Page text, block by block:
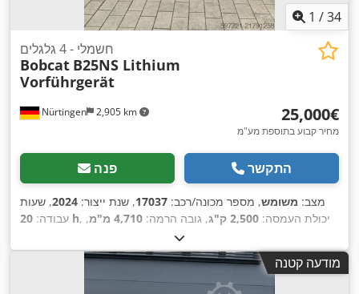
1 /34
Nürtingen 2,905 km
חשמלי - 4 גלגלים
Bobcat B25NS Lithium
Vorführgerät
‏25,000 ‏€
מחיר קבוע בתוספת מע"מ
פנה התקשר
מצב: משומש, מספר מכונה/רכב: 17037, שנת ייצור: 2024, שעות
עבודה: 20 h , יכולת העמסה: 2,500 ק"ג , גובה הרמה: 4,710 מ"מ
,
, מרכז העומס:
חשמלי, סוג תורן:טריפלקס, גובה בנייה:2,180 מ"מ
, מתח סוללה:
, אורך המזלג:1,200 מ"מ , גודל הצמיג הקדמי: 23X9-10, גודל
, משקל כולל: 3,552 ק"ג ,
מודעה קטנה